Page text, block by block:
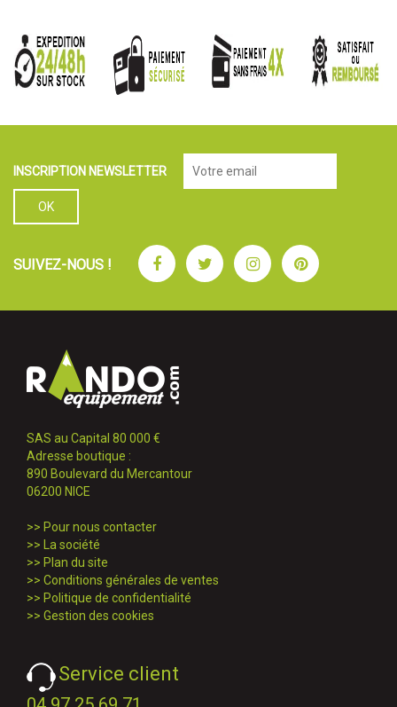
INSCRIPTION NEWSLETTER
SUIVEZ-NOUS ! FacebookTwitterInstagramPinterest
SAS au Capital 80 000 €
Adresse boutique :
890 Boulevard du Mercantour
06200 NICE
>> Pour nous contacter
>>
La société
>> Plan du site
>> Conditions générales de ventes
>> Politique de confidentialité
>> Gestion des cookies
Service client